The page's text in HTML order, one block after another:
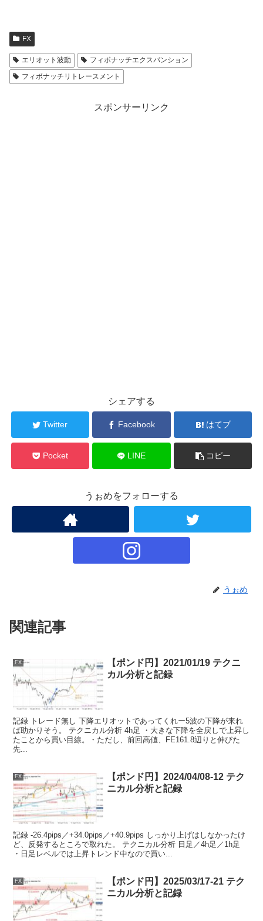
FX
エリオット波動
フィボナッチエクスパンション
フィボナッチリトレースメント
スポンサーリンク
シェアする
Twitter Facebook はてブ
Pocket LINE コピー
うぉめをフォローする
うぉめ
関連記事
FX
【ポンド円】2021/01/19 テクニ
カル分析と記録
記録 トレード無し 下降エリオットであってくれー5波の下降が来れ
ば助かりそう。 テクニカル分析 4h足 ・大きな下降を全戻しで上昇し
たことから買い目線。・ただし、前回高値、FE161.8辺りと伸びた
先...
FX
【ポンド円】2024/04/08-12 テク
ニカル分析と記録
記録 -26.4pips／+34.0pips／+40.9pips しっかり上げはしなかったけ
ど、反発するところで取れた。 テクニカル分析 日足／4h足／1h足
・日足レベルでは上昇トレンド中なので買い...
FX
【ポンド円】2025/03/17-21 テク
ニカル分析と記録